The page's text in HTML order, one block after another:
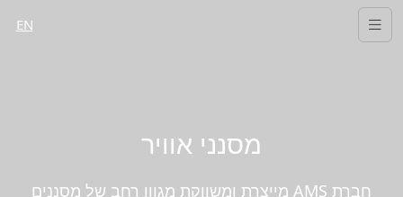
EN
מסנני אוויר
חברת AMS מייצרת ומשווקת מגוון רחב של מסננים